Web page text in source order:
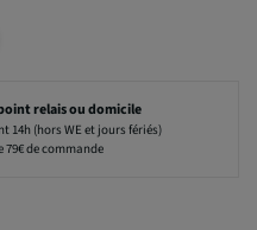
relais ou domicile
14h (hors WE et jours fériés)
de commande